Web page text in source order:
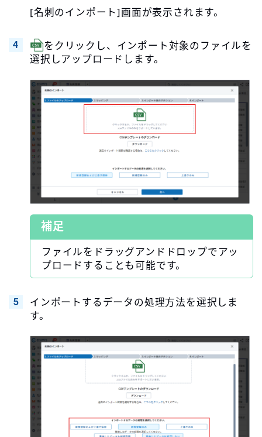
[名刺のインポート]画面が表示されます。
をクリックし、インポート対象のファイルを
選択しアップロードします。
補足
ファイルをドラッグアンドドロップでアッ
プロードすることも可能です。
インポートするデータの処理方法を選択しま
す。